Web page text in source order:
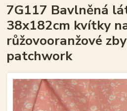
7G117 Bavlněná
38x182cm kvítky
růžovooranžové
patchwork